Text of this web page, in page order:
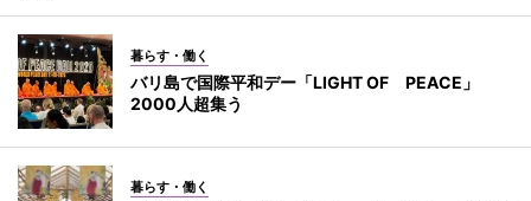
暮らす・働く
バリ島で国際平和デー「LIGHT OF PEACE」
2000人超集う
暮らす・働く